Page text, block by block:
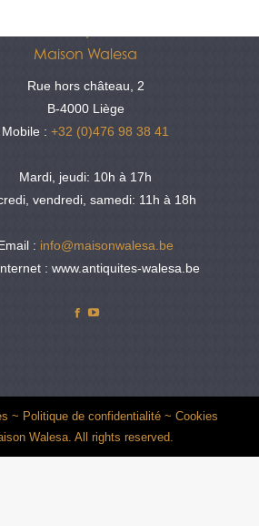
Maison Walesa
Rue hors château, 2
B-4000 Liège
Mobile :+32 (0)476 98 38 41
Mardi, jeudi: 10h à 17h
vendredi, samedi: 11h à 18h
: info@maisonwalesa.be
: www.antiquites-walesa.be
Facebook
~ Politique de confidentialité ~ Cookies
Walesa. All rights reserved.